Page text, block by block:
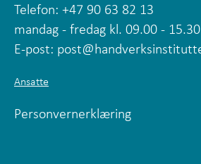
Telefon: +47 90 63 82 13
mandag - fredag kl. 09.00 - 15.30
E-post:
Ansatte
Personvernerklæring